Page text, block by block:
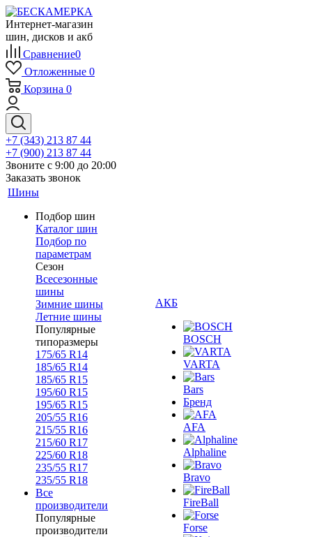
Интернет-магазин
шин, дисков и акб
Сравнение0
Отложенные 0
Корзина 0
+7 (343) 213 87 44
+7 (900) 213 87 44
Звоните с 9:00 до 20:00
Заказать звонок
Шины
Подбор шин
Каталог шин
Подбор по
параметрам
Сезон
Всесезонные
шины
Зимние шины
Летние шины
Популярные
типоразмеры
175/65 R14
185/65 R14
185/65 R15
195/60 R15
195/65 R15
205/55 R16
215/55 R16
215/60 R17
225/60 R18
235/55 R17
235/55 R18
Все
производители
Популярные
производители
АКБ
BOSCH
VARTA
Bars
Бренд
AFA
Alphaline
Bravo
FireBall
Forse